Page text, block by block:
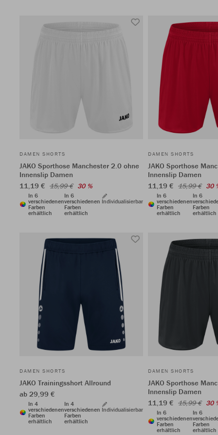
DAMEN SHORTS
JAKO Sporthose Manchester 2.0 ohne
Innenslip Damen
11,19 € 15,99 € 30 %
In 6
verschiedenen
Farben
erhältlich
In 6
verschiedenen
Farben
erhältlich
Individualisierbar
DAMEN SHORTS
JAKO Sporthose
Innenslip Damen
11,19 € 15,99 € 30
In 6
verschiedenen
Farben
erhältlich
In 6
Farben
erhältlich
DAMEN SHORTS
JAKO Trainingsshort Allround
ab 29,99 €
In 4
verschiedenen
Farben
erhältlich
In 4
verschiedenen
Farben
erhältlich
Individualisierbar
DAMEN SHORTS
JAKO Sporthose
Innenslip Damen
11,19 € 15,99 € 30
In 6
verschiedenen
Farben
erhältlich
In 6
Farben
erhältlich